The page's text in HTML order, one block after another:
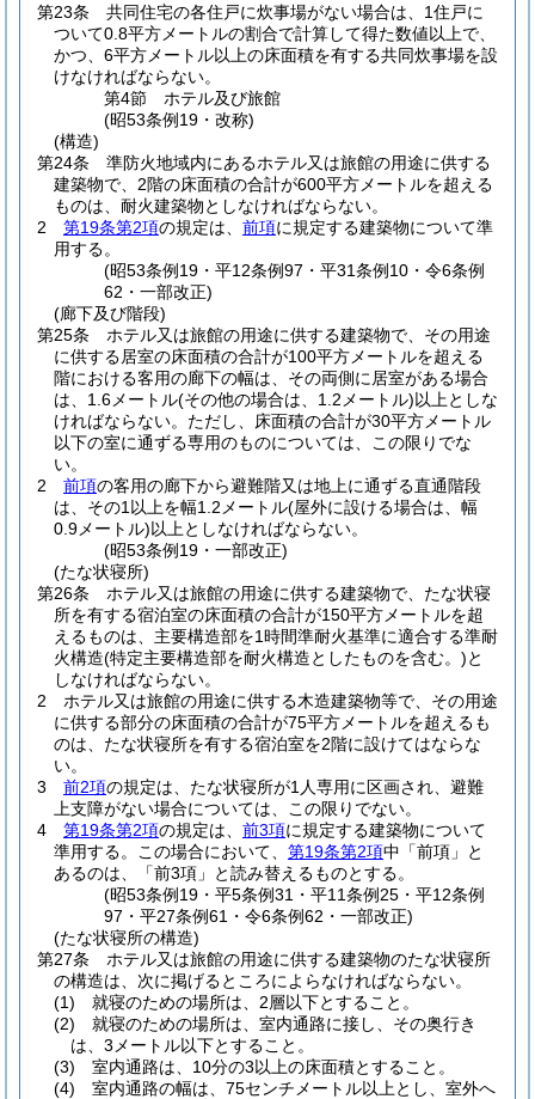
第23条
共同住宅の各住戸に炊事場がない場合は、1住戸に
ついて0.8平方メートルの割合で計算して得た数値以上で、
かつ、6平方メートル以上の床面積を有する共同炊事場を設
けなければならない。
第4節
ホテル及び旅館
(昭53条例19・改称)
(構造)
第24条
準防火地域内にあるホテル又は旅館の用途に供する
建築物で、2階の床面積の合計が600平方メートルを超える
ものは、耐火建築物としなければならない。
2
第19条第2項の規定は、 前項に規定する建築物について準
用する。
(昭53条例19・平12条例97・平31条例10・令6条例
62・一部改正)
(廊下及び階段)
第25条
ホテル又は旅館の用途に供する建築物で、その用途
に供する居室の床面積の合計が100平方メートルを超える
階における客用の廊下の幅は、その両側に居室がある場合
は、1.6メートル(その他の場合は、1.2メートル)以上としな
ければならない。 ただし、床面積の合計が30平方メートル
以下の室に通ずる専用のものについては、この限りでな
い。
2
前項の客用の廊下から避難階又は地上に通ずる直通階段
は、その1以上を幅1.2メートル(屋外に設ける場合は、幅
0.9メートル)以上としなければならない。
(昭53条例19・一部改正)
(たな状寝所)
第26条
ホテル又は旅館の用途に供する建築物で、たな状寝
所を有する宿泊室の床面積の合計が150平方メートルを超
えるものは、主要構造部を1時間準耐火基準に適合する準耐
火構造(特定主要構造部を耐火構造としたものを含む。)と
しなければならない。
2
ホテル又は旅館の用途に供する木造建築物等で、その用途
に供する部分の床面積の合計が75平方メートルを超えるも
のは、たな状寝所を有する宿泊室を2階に設けてはならな
い。
3
前2項の規定は、たな状寝所が1人専用に区画され、避難
上支障がない場合については、この限りでない。
4
第19条第2項の規定は、 前3項に規定する建築物について
準用する。
この場合において、 第19条第2項中「前項」と
あるのは、「前3項」と読み替えるものとする。
(昭53条例19・平5条例31・平11条例25・平12条例
97・平27条例61・令6条例62・一部改正)
(たな状寝所の構造)
第27条
ホテル又は旅館の用途に供する建築物のたな状寝所
の構造は、次に掲げるところによらなければならない。
(1)
就寝のための場所は、2層以下とすること。
(2)
就寝のための場所は、室内通路に接し、その奥行き
は、3メートル以下とすること。
(3)
室内通路は、10分の3以上の床面積とすること。
(4)
室内通路の幅は、75センチメートル以上とし、室外へ